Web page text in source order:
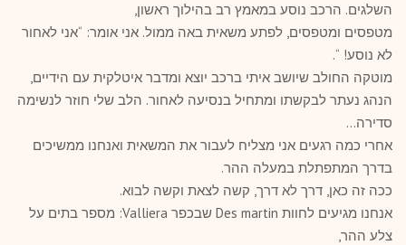
השלגים. הרכב נוסע במאמץ רב בהילוך ראשון,
מטפסים ומטפסים, לפתע משאית באה ממול. אני אומר: “אני לאחור
לא נוסע! “.
מוטקה החולב שיושב איתי ברכב יוצא ומדבר איטלקית עם הידיים,
הנהג נעתר לבקשתו ומתחיל בנסיעה לאחור. הלב שלי חוזר לנשימה
סדירה…
אחרי כמה רגעים אני מצליח לעבור את המשאית ואנחנו ממשיכים
בדרך המתפתלת במעלה ההר.
ככה זה כאן, דרך לא דרך, קשה לצאת וקשה לבוא.
אנחנו מגיעים לחוות Des martin שבכפר Valliera: מספר בתים על
צלע ההר,